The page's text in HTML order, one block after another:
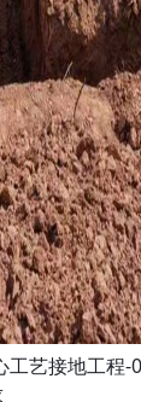
工艺接地工程-